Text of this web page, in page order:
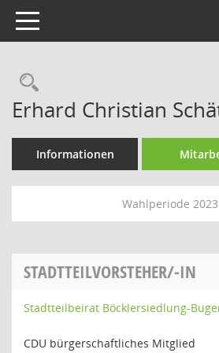
Toggle navigation
Rechercheauswahl
Erhard Christian
Informationen
Wahlperiode 2023
STADTTEILVORSTEHER/-IN
Stadtteilbeirat Böcklersiedlung-
CDU bürgerschaftliches Mitglied